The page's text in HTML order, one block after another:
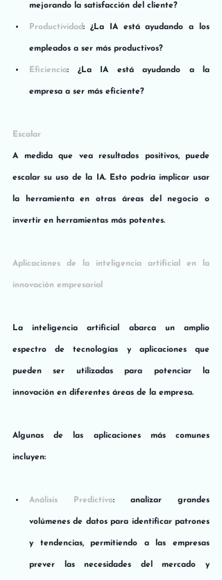
mejorando la satisfacción del cliente?
Productividad: ¿La IA está ayudando a los
empleados a ser más productivos?
Eficiencia: ¿La IA está ayudando a la
empresa a ser más eficiente?
Escalar
A medida que vea resultados positivos, puede
escalar su uso de la IA. Esto podría implicar usar
la herramienta en otras áreas del negocio o
invertir en herramientas más potentes.
Aplicaciones de la inteligencia artificial en la
innovación empresarial
La inteligencia artificial abarca un amplio
espectro de tecnologías y aplicaciones que
pueden ser utilizadas para potenciar la
innovación en diferentes áreas de la empresa.
Algunas de las aplicaciones más comunes
incluyen:
Análisis Predictivo: analizar grandes
volúmenes de datos para identificar patrones
y tendencias, permitiendo a las empresas
prever las necesidades del mercado y